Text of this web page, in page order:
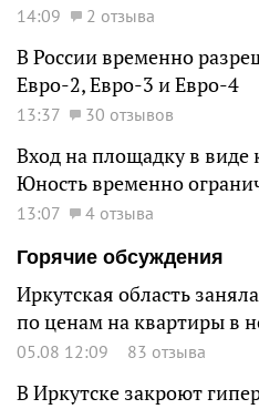
14:09 2 отзыва
В России временно
Евро-2, Евро-3 и Евро-4
13:37 30 отзывов
Вход на площадку в виде
Юность временно
13:07
4 отзыва
Горячие обсуждения
Иркутская область
по ценам на квартиры в
05.08 12:09 83 отзыва
В Иркутске закроют